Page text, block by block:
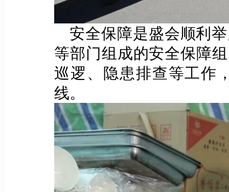
安全保障是盛会顺利
等部门组成的安全保障
巡逻、隐患排查等工作
线。